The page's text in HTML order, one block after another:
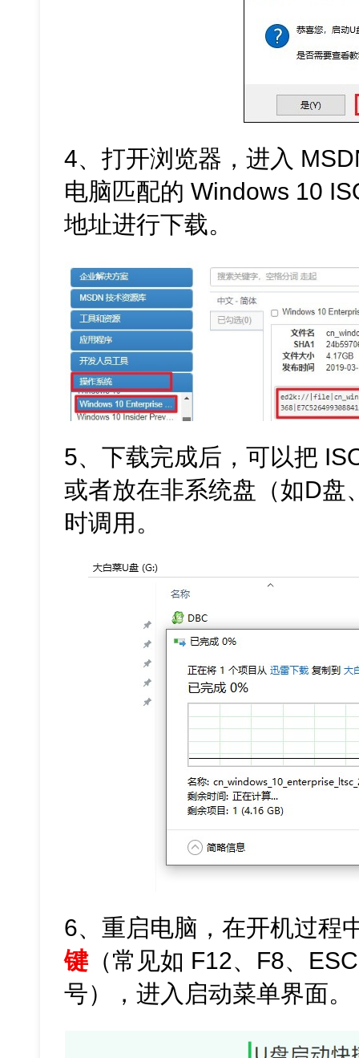
4、打开浏览器，进入
电脑匹配的 Windows 10
地址进行下载。
5、下载完成后，可以把
或者放在非系统盘（如D盘
时调用。
6、重启电脑，在开机过程
键（常见如 F12、F8、
号），进入启动菜单界面。